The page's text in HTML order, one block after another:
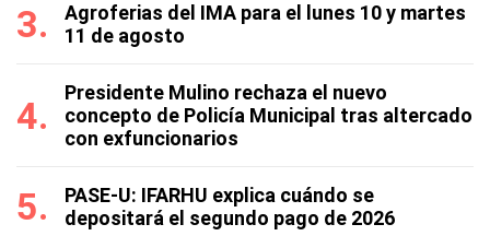
Agroferias del IMA para el lunes 10 y martes
11 de agosto
Presidente Mulino rechaza el nuevo
concepto de Policía Municipal tras altercado
con exfuncionarios
PASE-U: IFARHU explica cuándo se
depositará el segundo pago de 2026